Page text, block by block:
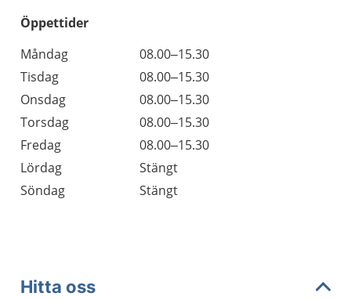
Öppettider
Dag
Öppettider
Kommentarer
Måndag
08.00–15.30
Tisdag
08.00–15.30
Onsdag
08.00–15.30
Torsdag
08.00–15.30
Fredag
08.00–15.30
Lördag
Stängt
Söndag
Stängt
Hitta oss